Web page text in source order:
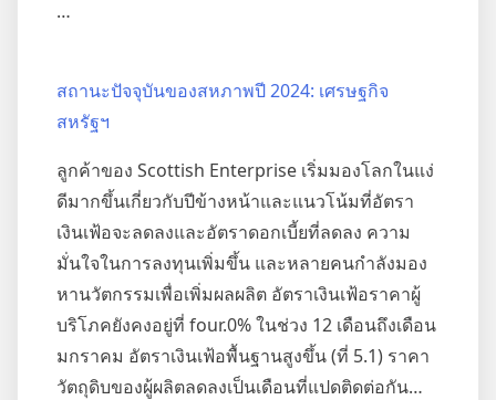
…
สถานะปัจจุบันของสหภาพปี 2024: เศรษฐกิจ
สหรัฐฯ
ลูกค้าของ Scottish Enterprise เริ่มมองโลกในแง่
ดีมากขึ้นเกี่ยวกับปีข้างหน้าและแนวโน้มที่อัตรา
เงินเฟ้อจะลดลงและอัตราดอกเบี้ยที่ลดลง ความ
มั่นใจในการลงทุนเพิ่มขึ้น และหลายคนกำลังมอง
หานวัตกรรมเพื่อเพิ่มผลผลิต อัตราเงินเฟ้อราคาผู้
บริโภคยังคงอยู่ที่ four.0% ในช่วง 12 เดือนถึงเดือน
มกราคม อัตราเงินเฟ้อพื้นฐานสูงขึ้น (ที่ 5.1) ราคา
วัตถุดิบของผู้ผลิตลดลงเป็นเดือนที่แปดติดต่อกัน…